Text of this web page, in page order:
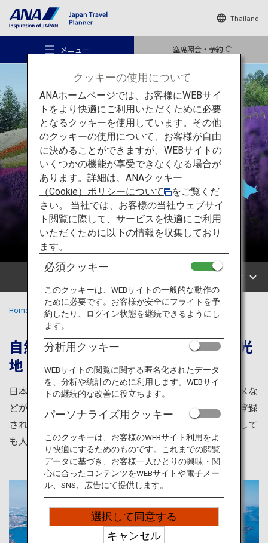
Thailand
メニュー 空席照会・予約
おすすめの旅
旅のアイデア
行き先
旅のお役立ち情報
ANA サービス
北海道
エリアで探す
Home 北海道エリア
自然とグルメが堪能できる人気の観光
地
日本最北部の北海道。歴史観光から北のおすすめグルメな
どが満喫できる札幌や函館をはじめ、世界自然遺産に登録
された北海道の最果て知床など見所が満載。旅行先として
も人気が高い北海道の魅力をご紹介します。
クッキーの使用について
ANAホームページでは、お客様にWEBサイ
トをより快適にご利用いただくために必要
となるクッキーを使用しています。その他
のクッキーの使用について、お客様が自由
に決めることができますが、WEBサイトの
いくつかの機能が享受できなくなる場合が
あります。詳細は、 ANAクッキー
（Cookie）ポリシーについて
をご覧くだ
さい。 当社では、お客様の当社ウェブサイ
ト閲覧に際して、サービスを快適にご利用
いただくために以下の情報を収集しており
ます。
必須クッキー
このクッキーは、WEBサイトの一般的な動作の
ために必要です。お客様が安全にフライトを予
約したり、ログイン状態を継続できるようにし
ます。
分析用クッキー
WEBサイトの閲覧に関する匿名化されたデータ
を、分析や統計のために利用します。WEBサイ
トの継続的な改善に役立ちます。
パーソナライズ用クッキー
このクッキーは、お客様のWEBサイト利用をよ
り快適にするためのものです。これまでの閲覧
データに基づき、お客様一人ひとりの興味・関
心に合ったコンテンツをWEBサイトや電子メー
ル、SNS、広告にて提供します。
選択して同意する
キャンセル